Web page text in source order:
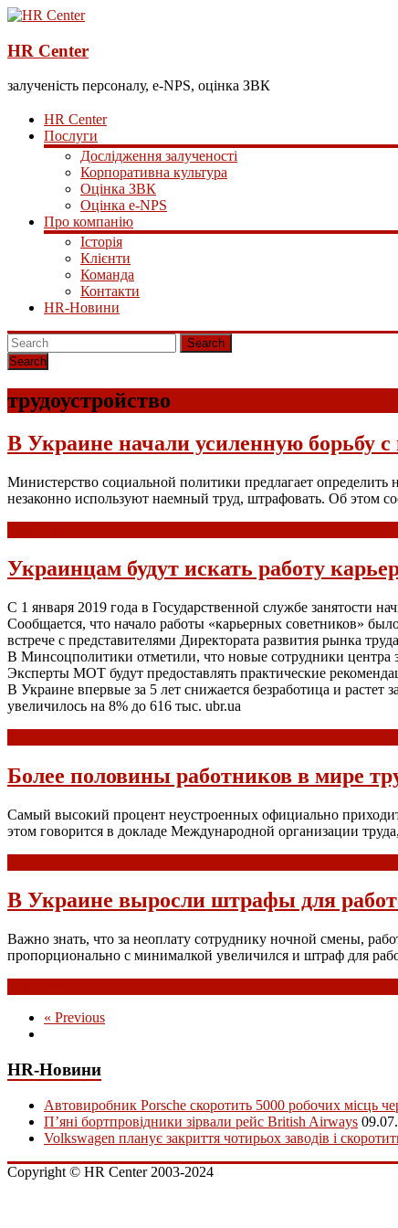
HR Center
залученість персоналу, e-NPS, оцінка ЗВК
HR Center
Послуги
Дослідження залученості
Корпоративна культура
Оцінка ЗВК
Оцінка e-NPS
Про компанію
Історія
Клієнти
Команда
Контакти
HR-Новини
Search
трудоустройство
В Украине начали усиленную борьбу
Министерство социальной политики предлагает
незаконно используют наемный труд, штрафовать. Об этом
Украинцам будут искать работу
С 1 января 2019 года в Государственной службе занятости
Сообщается, что начало работы «карьерных советников»
встрече с представителями Директората развития рынка
В Минсоцполитики отметили, что новые сотрудники центра
Эксперты МОТ будут предоставлять практические
В Украине впервые за 5 лет снижается безработица и растет
увеличилось на 8% до 616 тыс. ubr.ua
Более половины работников в мире
Самый высокий процент неустроенных официально
этом говорится в докладе Международной организации
В Украине выросли штрафы для
Важно знать, что за неоплату сотруднику ночной смены,
пропорционально с минималкой увеличился и штраф для
« Previous
HR-Новини
Автовиробник Porsche скоротить 5000 робочих місць
П’яні бортпровідники зірвали рейс British Airways
Volkswagen планує закриття чотирьох заводів і
Copyright © HR Center 2003-2024